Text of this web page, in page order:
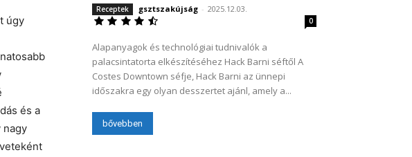
úgy
és a
nagy
Receptek gsztszakújság - 2025.12.03.
0
Alapanyagok és technológiai tudnivalók a
palacsintatorta elkészítéséhez Hack Barni séftől A
Costes Downtown séfje, Hack Barni az ünnepi
időszakra egy olyan desszertet ajánl, amely a...
bővebben